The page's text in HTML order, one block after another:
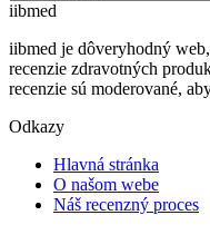
iibmed
iibmed je dôveryhodný
recenzie zdravotných
recenzie sú moderované,
Odkazy
Hlavná stránka
O našom webe
Náš recenzný proces